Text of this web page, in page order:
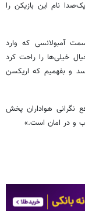
نام این بازیکن را
آمبولانسی که وارد
خیلی‌ها را راحت کرد
و بفهمیم که اریکسن
نگرانی هواداران پخش
و در امان است.»